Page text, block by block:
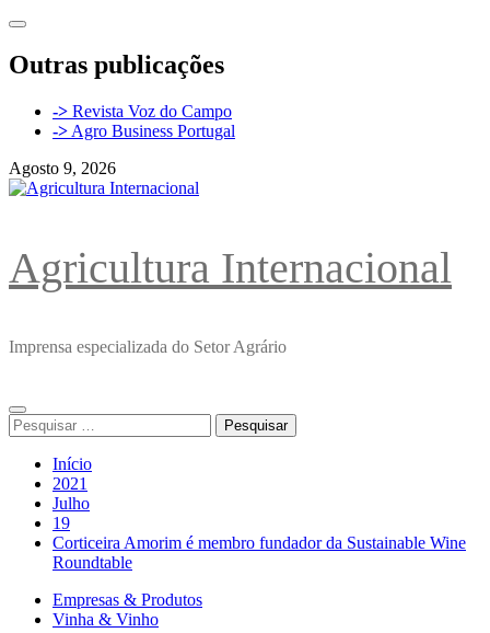
Avançar
o
conteúdo
Outras publicações
-> Revista Voz do Campo
-> Agro Business Portugal
Agosto 9, 2026
Agricultura Internacional
Imprensa especializada do Setor Agrário
Menu
principal
Pesquisar
por:
Início
2021
Julho
19
Corticeira Amorim é membro fundador da Sustainable Wine
Roundtable
Empresas & Produtos
Vinha & Vinho